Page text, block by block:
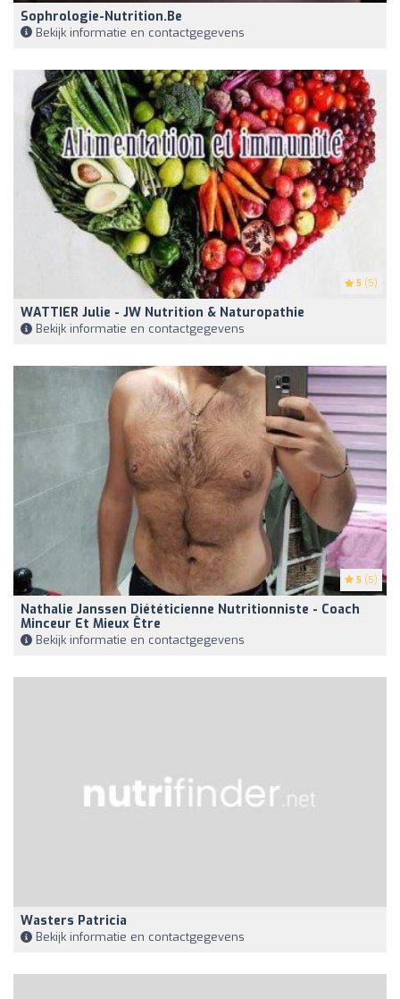
Sophrologie-Nutrition.be
Bekijk informatie en contactgegevens
5 (5)
WATTIER Julie - JW Nutrition & Naturopathie
Bekijk informatie en contactgegevens
5 (5)
Nathalie Janssen Diététicienne Nutritionniste - Coach
Minceur Et Mieux Être
Bekijk informatie en contactgegevens
Wasters Patricia
Bekijk informatie en contactgegevens